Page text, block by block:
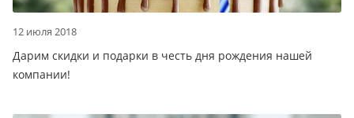
12 июля 2018
Дарим скидки и подарки в честь дня рождения нашей
компании!